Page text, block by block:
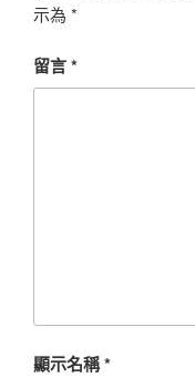
示為 *
留言*
顯示名稱*